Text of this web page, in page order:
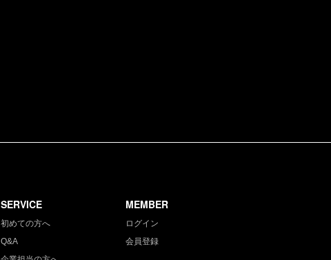
SERVICE
初めての方へ
Q&A
MEMBER
ログイン
会員登録